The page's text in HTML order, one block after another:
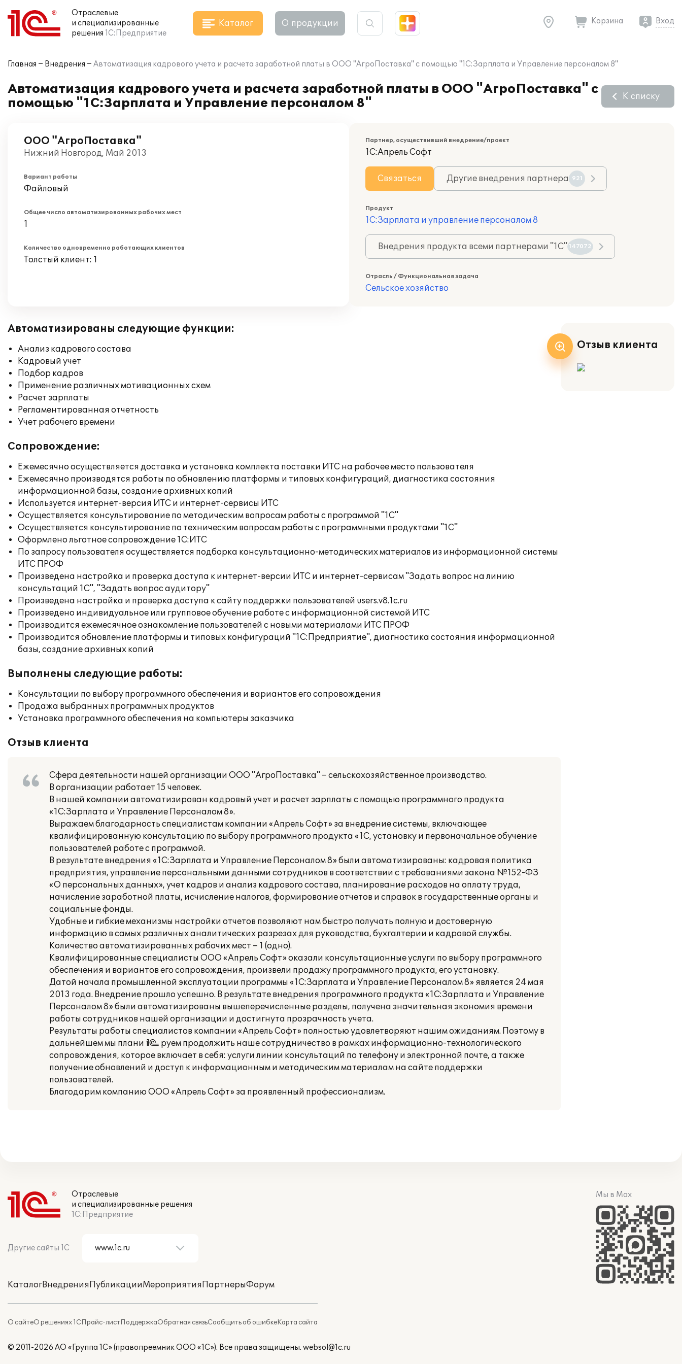
Отраслевые
и специализированные
решения 1С:Предприятие
Каталог О продукции Корзина Вход
Главная Внедрения Автоматизация кадрового учета и расчета заработной платы в ООО "АгроПоставка" с помощью "1С:Зарплата и Управление персоналом 8"
Автоматизация кадрового учета и расчета заработной платы в ООО "АгроПоставка" с
помощью "1С:Зарплата и Управление персоналом 8"
К списку
ООО "АгроПоставка"
Нижний Новгород, Май 2013
Вариант работы
Файловый
Общее число автоматизированных рабочих мест
1
Количество одновременно работающих клиентов
Толстый клиент: 1
Партнер, осуществивший внедрение/проект
1С:Апрель Софт
Связаться Другие внедрения партнера 921
Продукт
1С:Зарплата и управление персоналом 8
Внедрения продукта всеми партнерами "1С" 147072
Отрасль / Функциональная задача
Сельское хозяйство
Автоматизированы следующие функции:
Анализ кадрового состава
Кадровый учет
Подбор кадров
Применение различных мотивационных схем
Расчет зарплаты
Регламентированная отчетность
Учет рабочего времени
Сопровождение:
Ежемесячно осуществляется доставка и установка комплекта поставки ИТС на рабочее место пользователя
Ежемесячно производятся работы по обновлению платформы и типовых конфигураций, диагностика состояния
информационной базы, создание архивных копий
Используется интернет-версия ИТС и интернет-сервисы ИТС
Осуществляется консультирование по методическим вопросам работы с программой "1С"
Осуществляется консультирование по техническим вопросам работы с программными продуктами "1С"
Оформлено льготное сопровождение 1С:ИТС
По запросу пользователя осуществляется подборка консультационно-методических материалов из информационной системы
ИТС ПРОФ
Произведена настройка и проверка доступа к интернет-версии ИТС и интернет-сервисам "Задать вопрос на линию
консультаций 1С", "Задать вопрос аудитору"
Произведена настройка и проверка доступа к сайту поддержки пользователей users.v8.1c.ru
Произведено индивидуальное или групповое обучение работе с информационной системой ИТС
Производится ежемесячное ознакомление пользователей с новыми материалами ИТС ПРОФ
Производится обновление платформы и типовых конфигураций "1С:Предприятие", диагностика состояния информационной
базы, создание архивных копий
Выполнены следующие работы:
Консультации по выбору программного обеспечения и вариантов его сопровождения
Продажа выбранных программных продуктов
Установка программного обеспечения на компьютеры заказчика
Отзыв клиента
Сфера деятельности нашей организации ООО "АгроПоставка" – сельскохозяйственное производство.
В организации работает 15 человек.
В нашей компании автоматизирован кадровый учет и расчет зарплаты с помощью программного продукта
«1С:Зарплата и Управление Персоналом 8».
Выражаем благодарность специалистам компании «Апрель Софт» за внедрение системы, включающее
квалифицированную консультацию по выбору программного продукта «1С, установку и первоначальное обучение
пользователей работе с программой.
В результате внедрения «1С:Зарплата и Управление Персоналом 8» были автоматизированы: кадровая политика
предприятия, управление персональными данными сотрудников в соответствии с требованиями закона №152-ФЗ
«О персональных данных», учет кадров и анализ кадрового состава, планирование расходов на оплату труда,
начисление заработной платы, исчисление налогов, формирование отчетов и справок в государственные органы и
социальные фонды.
Удобные и гибкие механизмы настройки отчетов позволяют нам быстро получать полную и достоверную
информацию в самых различных аналитических разрезах для руководства, бухгалтерии и кадровой службы.
Количество автоматизированных рабочих мест – 1 (одно).
Квалифицированные специалисты ООО «Апрель Софт» оказали консультационные услуги по выбору программного
обеспечения и вариантов его сопровождения, произвели продажу программного продукта, его установку.
Датой начала промышленной эксплуатации программы «1С:Зарплата и Управление Персоналом 8» является 24 мая
2013 года. Внедрение прошло успешно. В результате внедрения программного продукта «1С:Зарплата и Управление
Персоналом 8» были автоматизированы вышеперечисленные разделы, получена значительная экономия времени
работы сотрудников нашей организации и достигнута прозрачность учета.
Результаты работы специалистов компании «Апрель Софт» полностью удовлетворяют нашим ожиданиям. Поэтому в
дальнейшем мы плани¬руем продолжить наше сотрудничество в рамках информационно-технологического
сопровождения, которое включает в себя: услуги линии консультаций по телефону и электронной почте, а также
получение обновлений и доступ к информационным и методическим материалам на сайте поддержки
пользователей.
Благодарим компанию ООО «Апрель Софт» за проявленный профессионализм.
Отзыв клиента
Отраслевые
и специализированные решения
1С:Предприятие
Другие сайты 1С
КаталогВнедренияПубликацииМероприятияПартнерыФорум
О сайтеО решениях 1СПрайс-листПоддержкаОбратная связьСообщить об ошибкеКарта сайта
Мы в Max
© 2011-2026 АО «Группа 1С» (правопреемник ООО «1С»). Все права защищены. websol@1c.ru